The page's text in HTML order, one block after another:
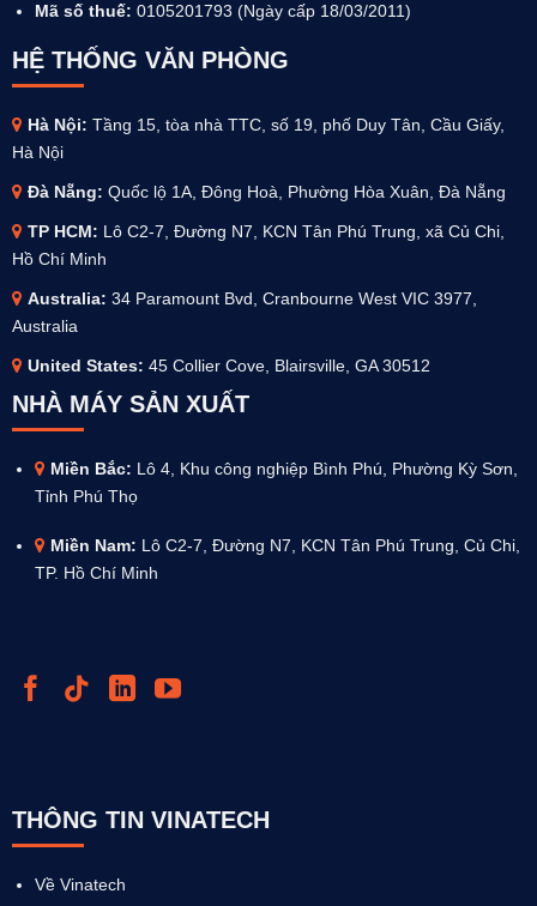
Mã số thuế: 0105201793 (Ngày cấp 18/03/2011)
HỆ THỐNG VĂN PHÒNG
Hà Nội: Tầng 15, tòa nhà TTC, số 19, phố Duy Tân, Cầu Giấy,
Hà Nội
Đà Nẵng: Quốc lộ 1A, Đông Hoà, Phường Hòa Xuân, Đà Nẵng
TP HCM: Lô C2-7, Đường N7, KCN Tân Phú Trung, xã Củ Chi,
Hồ Chí Minh
Australia: 34 Paramount Bvd, Cranbourne West VIC 3977,
Australia
United States: 45 Collier Cove, Blairsville, GA 30512
NHÀ MÁY SẢN XUẤT
Miền Bắc: Lô 4, Khu công nghiệp Bình Phú, Phường Kỳ Sơn,
Tỉnh Phú Thọ
Miền Nam: Lô C2-7, Đường N7, KCN Tân Phú Trung, Củ Chi,
TP. Hồ Chí Minh
THÔNG TIN VINATECH
Về Vinatech